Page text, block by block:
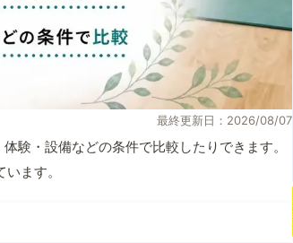
最終更新日：2026/08/07
験・設備などの条件で比較したりできます。
ます。